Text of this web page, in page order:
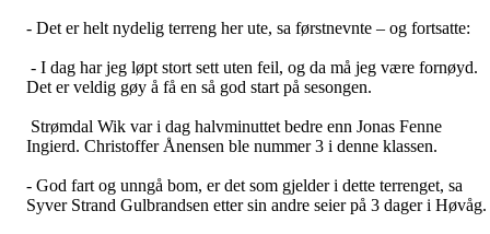
- Det er helt nydelig terreng her ute, sa førstnevnte – og fortsatte:
- I dag har jeg løpt stort sett uten feil, og da må jeg være fornøyd.
Det er veldig gøy å få en så god start på sesongen.
Strømdal Wik var i dag halvminuttet bedre enn Jonas Fenne
Ingierd. Christoffer Ånensen ble nummer 3 i denne klassen.
- God fart og unngå bom, er det som gjelder i dette terrenget, sa
Syver Strand Gulbrandsen etter sin andre seier på 3 dager i Høvåg.